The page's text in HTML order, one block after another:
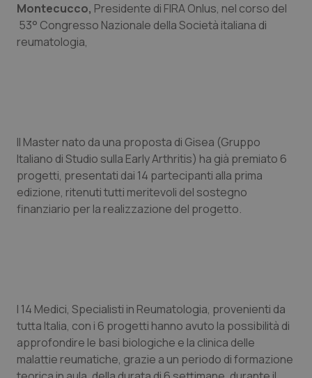
Marche
Molise
Provincia Autonoma di Trento
Puglia
Toscana
Umbria
Donna & Salute
Epatiti
Ipertensione & Scompenso
Malattie rare
Obesità
Oftalmologia
Montecucco, Presidente di FIRA Onlus, nel corso del
53° Congresso Nazionale della Società italiana di
reumatologia,
Il Master nato da una proposta di Gisea (Gruppo
Italiano di Studio sulla Early Arthritis) ha già premiato 6
progetti, presentati dai 14 partecipanti alla prima
edizione, ritenuti tutti meritevoli del sostegno
finanziario per la realizzazione del progetto.
I 14 Medici, Specialisti in Reumatologia, provenienti da
tutta Italia, con i 6 progetti hanno avuto la possibilità di
approfondire le basi biologiche e la clinica delle
malattie reumatiche, grazie a un periodo di formazione